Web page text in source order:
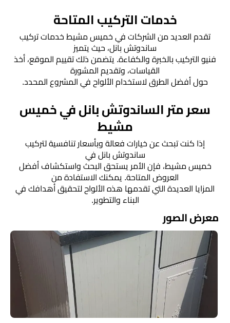
خدمات التركيب المتاحة
تقدم العديد من الشركات في خميس مشيط خدمات تركيب
ساندوتش بانل، حيث يتميز
فنيو التركيب بالخبرة والكفاءة. يتضمن ذلك تقييم الموقع، أخذ
القياسات، وتقديم المشورة
حول أفضل الطرق لاستخدام الألواح في المشروع المحدد.
سعر متر الساندوتش بانل في خميس
مشيط
إذا كنت تبحث عن خيارات فعالة وبأسعار تنافسية لتركيب
ساندوتش بانل في
خميس مشيط، فإن الأمر يستحق البحث واستكشاف أفضل
العروض المتاحة. يمكنك الاستفادة من
المزايا العديدة التي تقدمها هذه الألواح لتحقيق أهدافك في
البناء والتطوير.
معرض الصور